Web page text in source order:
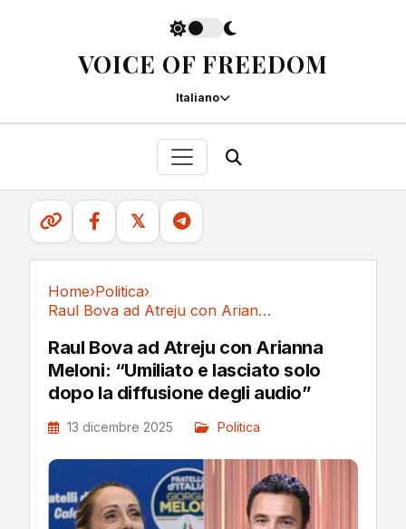
VOICE OF FREEDOM
Italiano
𝕏
Home›Politica›
Raul Bova ad Atreju con Arianna Meloni:...
Raul Bova ad Atreju con Arianna
Meloni: “Umiliato e lasciato solo
dopo la diffusione degli audio”
13 dicembre 2025 Politica